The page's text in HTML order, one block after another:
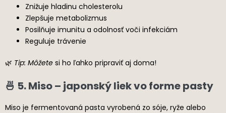
Znižuje hladinu cholesterolu
Zlepšuje metabolizmus
Posilňuje imunitu a odolnosť voči infekciám
Reguluje trávenie
🌿 Tip: Môžete si ho ľahko pripraviť aj doma!
🍜 5. Miso – japonský liek vo forme pasty
Miso je fermentovaná pasta vyrobená zo sóje, ryže alebo